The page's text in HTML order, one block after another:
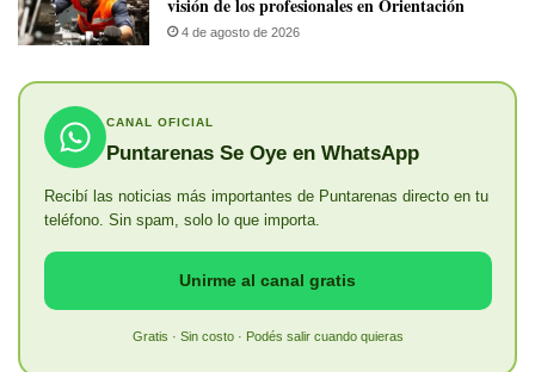
visión de los profesionales en Orientación
4 de agosto de 2026
CANAL OFICIAL
Puntarenas Se Oye en WhatsApp
Recibí las noticias más importantes de Puntarenas directo en tu
teléfono. Sin spam, solo lo que importa.
Unirme al canal gratis
Gratis · Sin costo · Podés salir cuando quieras